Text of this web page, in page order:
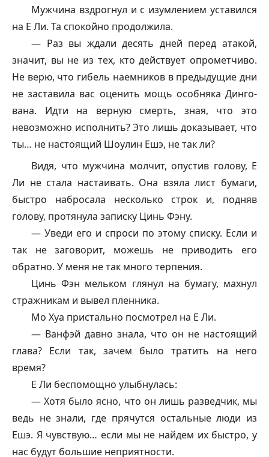
Мужчина вздрогнул и с изумлением уставился
на Е Ли. Та спокойно продолжила.
— Раз вы ждали десять дней перед атакой,
значит, вы не из тех, кто действует опрометчиво.
Не верю, что гибель наемников в предыдущие дни
не заставила вас оценить мощь особняка Динго-
вана. Идти на верную смерть, зная, что это
невозможно исполнить? Это лишь доказывает, что
ты… не настоящий Шоулин Ешэ, не так ли?
Видя, что мужчина молчит, опустив голову, Е
Ли не стала настаивать. Она взяла лист бумаги,
быстро набросала несколько строк и, подняв
голову, протянула записку Цинь Фэну.
— Уведи его и спроси по этому списку. Если и
так не заговорит, можешь не приводить его
обратно. У меня не так много терпения.
Цинь Фэн мельком глянул на бумагу, махнул
стражникам и вывел пленника.
Мо Хуа пристально посмотрел на Е Ли.
— Ванфэй давно знала, что он не настоящий
глава? Если так, зачем было тратить на него
время?
Е Ли беспомощно улыбнулась:
— Хотя было ясно, что он лишь разведчик, мы
ведь не знали, где прячутся остальные люди из
Ешэ. Я чувствую… если мы не найдем их быстро, у
нас будут большие неприятности.